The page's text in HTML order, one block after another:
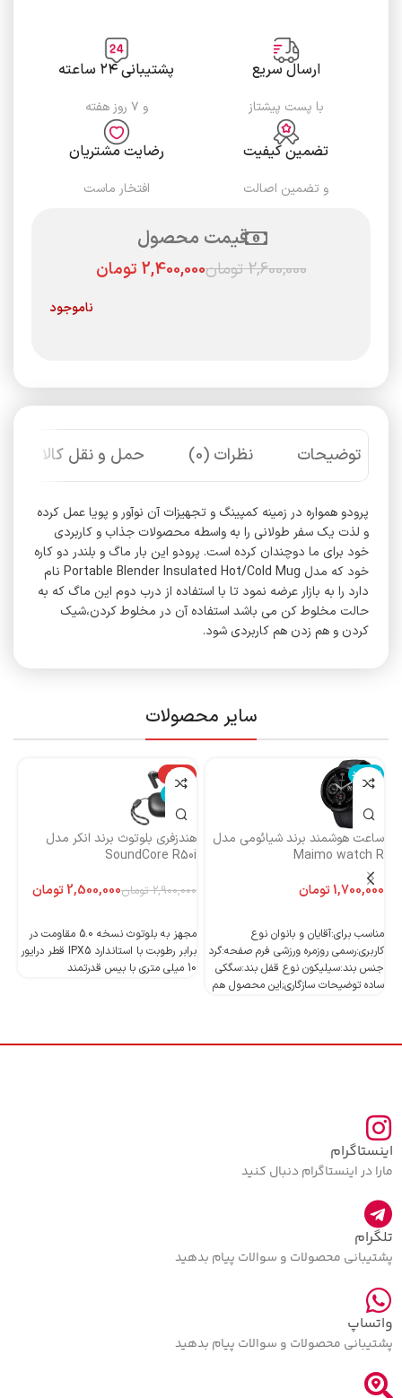
ارسال سریع
با پست پیشتاز
پشتیبانی ۲۴ ساعته
و ۷ روز هفته
تضمین کیفیت
و تضمین اصالت
رضایت مشتریان
افتخار ماست
قیمت محصول
2,600,000تومان2,400,000 تومان
ناموجود
توضیحات نظرات (0) حمل و نقل کالا
پرودو همواره در زمینه کمپینگ و تجهیزات آن نوآور و پویا عمل کرده
و لذت یک سفر طولانی را به واسطه محصولات جذاب و کاربردی
خود برای ما دوچندان کرده است. پرودو این بار ماگ و بلندر دو کاره
خود که مدل Portable Blender Insulated Hot/Cold Mug نام
دارد را به بازار عرضه نمود تا با استفاده از درب دوم این ماگ که به
حالت مخلوط کن می باشد استفاده آن در مخلوط کردن،شیک
کردن و هم زدن هم کاربردی شود.
سایر محصولات
ناموجود
ساعت هوشمند برند شیائومی مدل
Maimo watch R
تومان
مناسب برای:آقایان و بانوان نوع
کاربری:رسمی روزمره ورزشی فرم صفحه:گرد
جنس بند:سیلیکون نوع قفل بند:سگکی
ساده توضیحات سازگاری;این محصول هم
-14%
ناموجود
هندزفری بلوتوث برند انکر مدل
SoundCore R50i
2,900,000 تومان2,500,000تومان
مجهز به بلوتوث نسخه 5.0 مقاومت در
برابر رطوبت با استاندارد IPX5 قطر درایور
10 میلی متری با بیس قدرتمند
اینستاگرام
مارا در اینستاگرام دنبال کنید
تلگرام
پشتیبانی محصولات و سوالات پیام بدهید
واتساپ
پشتیبانی محصولات و سوالات پیام بدهید